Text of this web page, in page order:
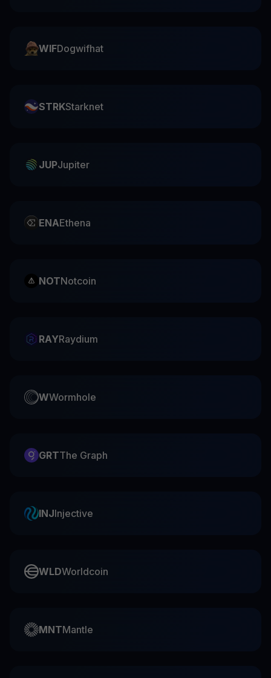
WIFDogwifhat
STRKStarknet
JUPJupiter
ENAEthena
NOTNotcoin
RAYRaydium
WWormhole
GRTThe Graph
INJInjective
WLDWorldcoin
MNTMantle